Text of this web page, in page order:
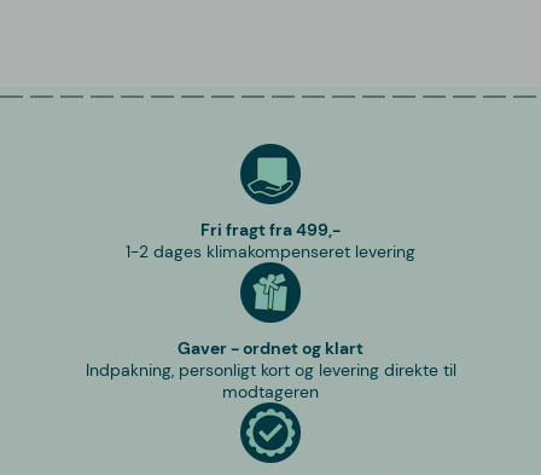
Fri fragt fra 499,-
1-2 dages klimakompenseret levering
Gaver - ordnet og klart
Indpakning, personligt kort og levering direkte til
modtageren